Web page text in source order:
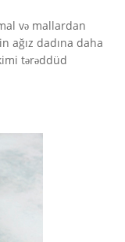
və mallardan
ağız dadına daha
tərəddüd